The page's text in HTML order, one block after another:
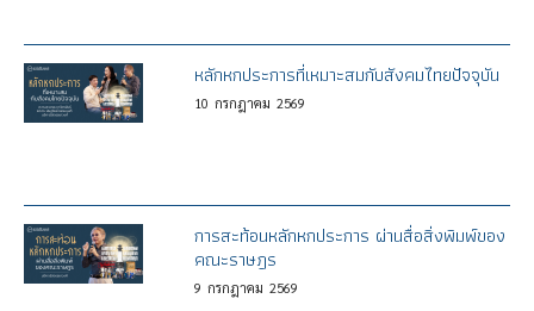
หลักหกประการที่เหมาะสมกับสังคมไทยปัจจุบัน
10 กรกฎาคม 2569
การสะท้อนหลักหกประการ ผ่านสื่อสิ่งพิมพ์ของ
คณะราษฎร
9 กรกฎาคม 2569